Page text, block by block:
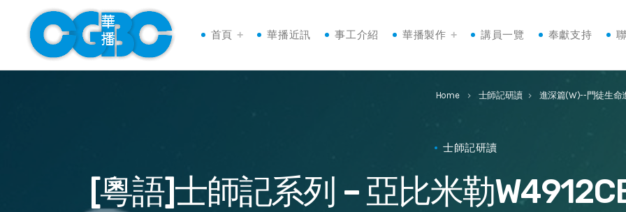
首頁 華播近訊 事工介紹 華播製作 講員一覽 奉獻支持
Home keyboard_arrow_right 士師記研讀 keyboard_arrow_right 進深篇(W)--門徒生命
士師記研讀
[粵語]士師記系列 – 亞比米勒